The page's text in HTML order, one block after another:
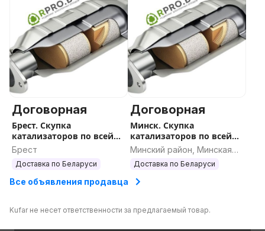
Договорная
Брест. Скупка
катализаторов по всей
Беларуси
Брест
Доставка по Беларуси
Договорная
Минск. Скупка
катализаторов по всей
Беларуси
Минский район, Минская
область
Доставка по Беларуси
Все объявления продавца
Kufar не несет ответственности за предлагаемый товар.